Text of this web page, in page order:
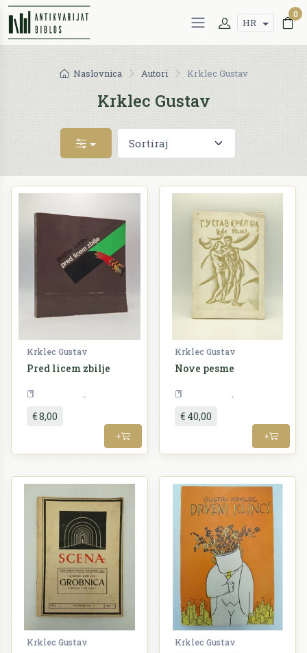
HR
0
Naslovnica Autori Krklec Gustav
Krklec Gustav
Krklec Gustav
Pred licem zbilje
€ 8,00
+
Krklec Gustav
Nove pesme
€ 40,00
+
Krklec Gustav Krklec Gustav